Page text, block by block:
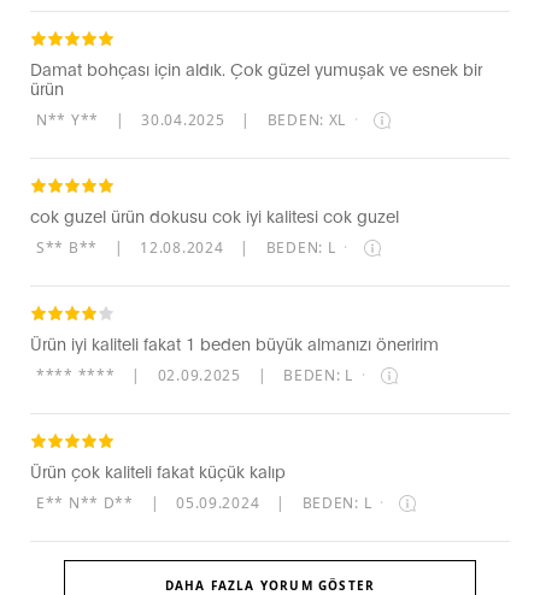
Damat bohçası için aldık. Çok güzel yumuşak ve esnek bir
ürün
N** Y** | 30.04.2025 | BEDEN: XL ·
cok guzel ürün dokusu cok iyi kalitesi cok guzel
S** B** | 12.08.2024 | BEDEN: L ·
Ürün iyi kaliteli fakat 1 beden büyük almanızı öneririm
**** **** | 02.09.2025 | BEDEN: L ·
Ürün çok kaliteli fakat küçük kalıp
E** N** D** | 05.09.2024 | BEDEN: L ·
DAHA FAZLA YORUM GÖSTER